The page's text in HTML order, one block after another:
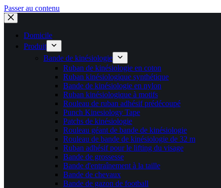
Passer au contenu
Domicile
Produit
Bande de kinésiologie
Ruban de kinésiologie en coton
Ruban kinésiologique synthétique
Bande de kinésiologie en nylon
Ruban kinésiologique à motifs
Rouleau de ruban adhésif prédécoupé
Punch Kinesiology Tape
Patchs de kinésiologie
Rouleau géant de bande de kinésiologie
Rouleau de bande de kinésiologie de 32 m
Ruban adhésif pour le lifting du visage
Bande de grossesse
Bande d'entraînement à la taille
Bande de chevaux
Bande de gazon de football